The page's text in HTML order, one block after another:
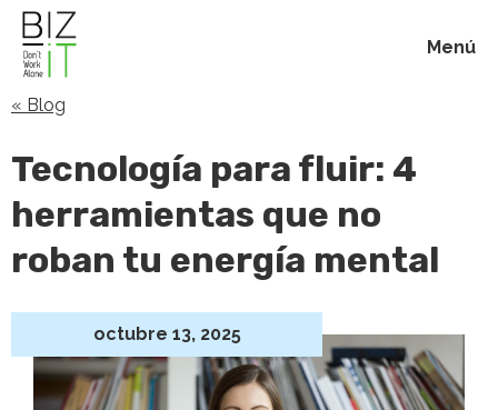
Menú
Membresías
Beneficios
Blog
Acerca de
« Blog
Tecnología para fluir: 4
herramientas que no
roban tu energía mental
octubre 13, 2025